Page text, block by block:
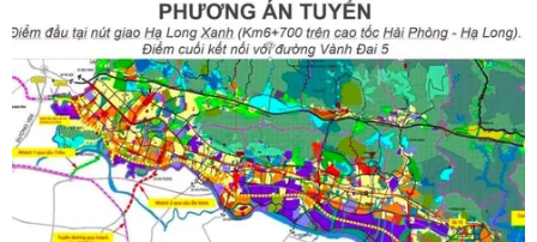
(TTXVN/Vietnam+)